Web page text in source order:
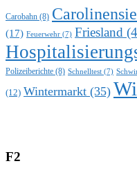
Carobahn (8)
(17) Feuerwehr (7) Friesland
Polizeiberichte (8) Schnelltest (7)
(12) Wintermarkt (35)
F2